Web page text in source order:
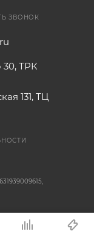
ЗВОНОК
30, ТРК
131, ТЦ